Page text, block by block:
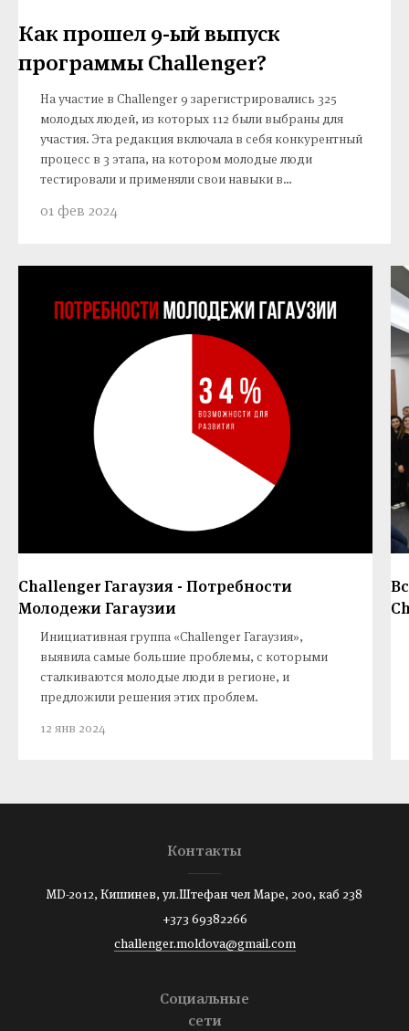
Как прошел 9-ый выпуск
программы Challenger?
На участие в Challenger 9 зарегистрировались 325
молодых людей, из которых 112 были выбраны для
участия. Эта редакция включала в себя конкурентный
процесс в 3 этапа, на котором молодые люди
тестировали и применяли свои навыки в
01 фев 2024
Challenger Гагаузия - Потребности
Молодежи Гагаузии
Инициативная группа «Challenger Гагаузия»,
выявила самые большие проблемы, с которыми
сталкиваются молодые люди в регионе, и
предложили решения этих проблем.
12 янв 2024
Контакты
MD-2012, Кишинев, ул.Штефан чел Маре, 200, каб 238
+373 69382266
challenger.moldova@gmail.com
Социальные
сети